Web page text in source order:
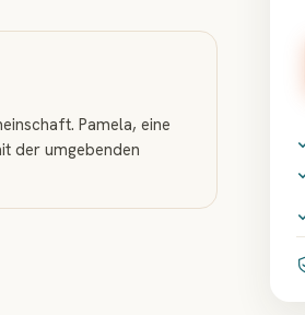
Pamela, eine
der umgebenden